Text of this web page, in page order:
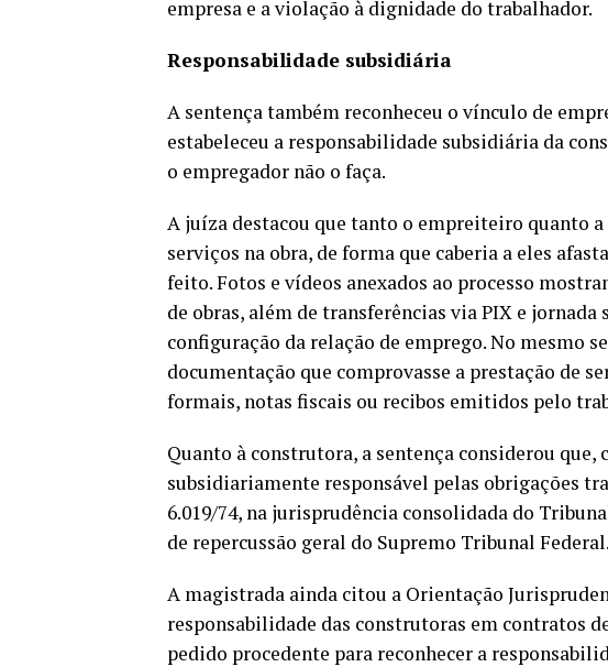
empresa e a violação à dignidade do trabalhador.
Responsabilidade subsidiária
A sentença também reconheceu o vínculo de
estabeleceu a responsabilidade subsidiária da
o empregador não o faça.
A juíza destacou que tanto o empreiteiro quanto
serviços na obra, de forma que caberia a eles
feito. Fotos e vídeos anexados ao processo
de obras, além de transferências via PIX e jornada
configuração da relação de emprego. No mesmo
documentação que comprovasse a prestação de
formais, notas fiscais ou recibos emitidos pelo
Quanto à construtora, a sentença considerou que,
subsidiariamente responsável pelas obrigações
6.019/74, na jurisprudência consolidada do
de repercussão geral do Supremo Tribunal Federal.
A magistrada ainda citou a Orientação
responsabilidade das construtoras em contratos
pedido procedente para reconhecer a